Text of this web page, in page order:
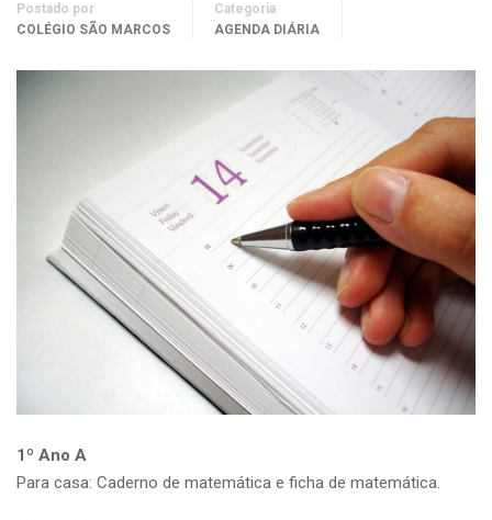
Postado por
COLÉGIO SÃO MARCOS
Categoria
AGENDA DIÁRIA
1º Ano A
Para casa: Caderno de matemática e ficha de matemática.